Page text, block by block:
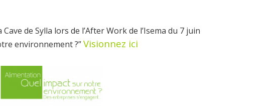
de Sylla lors de l’After Work de l’Isema du 7 juin
environnement ?”Visionnez ici